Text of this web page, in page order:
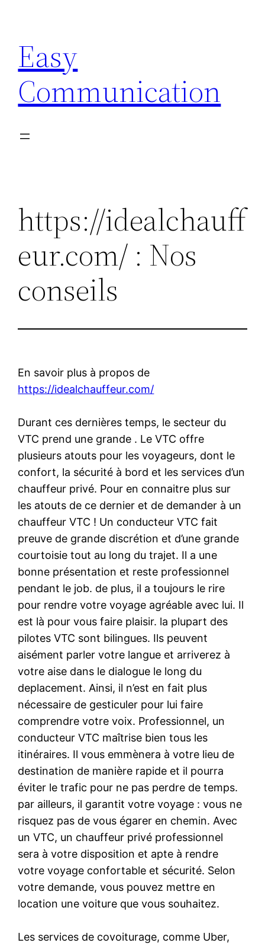
contenu
Easy
Communication
https://idealchauff
eur.com/ : Nos
conseils
En savoir plus à propos de
https://idealchauffeur.com/
Durant ces dernières temps, le secteur du
VTC prend une grande . Le VTC offre
plusieurs atouts pour les voyageurs, dont le
confort, la sécurité à bord et les services d’un
chauffeur privé. Pour en connaitre plus sur
les atouts de ce dernier et de demander à un
chauffeur VTC ! Un conducteur VTC fait
preuve de grande discrétion et d’une grande
courtoisie tout au long du trajet. Il a une
bonne présentation et reste professionnel
pendant le job. de plus, il a toujours le rire
pour rendre votre voyage agréable avec lui. Il
est là pour vous faire plaisir. la plupart des
pilotes VTC sont bilingues. Ils peuvent
aisément parler votre langue et arriverez à
votre aise dans le dialogue le long du
deplacement. Ainsi, il n’est en fait plus
nécessaire de gesticuler pour lui faire
comprendre votre voix. Professionnel, un
conducteur VTC maîtrise bien tous les
itinéraires. Il vous emmènera à votre lieu de
destination de manière rapide et il pourra
éviter le trafic pour ne pas perdre de temps.
par ailleurs, il garantit votre voyage : vous ne
risquez pas de vous égarer en chemin. Avec
un VTC, un chauffeur privé professionnel
sera à votre disposition et apte à rendre
votre voyage confortable et sécurité. Selon
votre demande, vous pouvez mettre en
location une voiture que vous souhaitez.
Les services de covoiturage, comme Uber,